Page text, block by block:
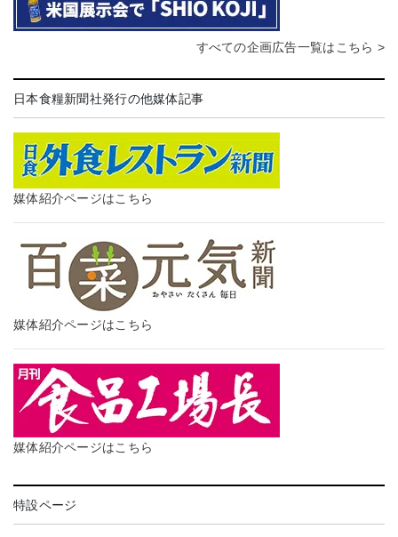
すべての企画広告一覧はこちら >
日本食糧新聞社発行の他媒体記事
媒体紹介ページはこちら
媒体紹介ページはこちら
媒体紹介ページはこちら
特設ページ